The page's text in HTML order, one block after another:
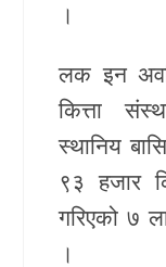
।
लक इन
कित्ता
स्थानिय
९३ हजार
गरिएको ७
।